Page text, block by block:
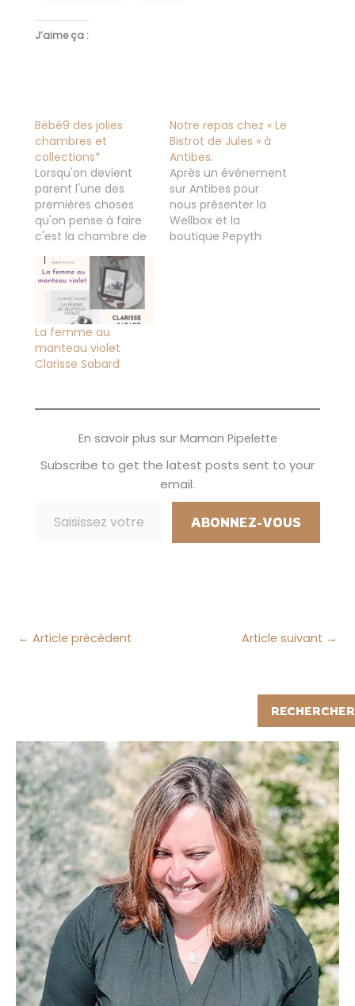
J’aime ça :
Bébé9 des jolies
chambres et
collections*
Lorsqu'on devient
parent l'une des
premières choses
qu'on pense à faire
c'est la chambre de
notre bébé, c'est vrai
que c'est là où il va
passer le plus de
temps et il faut qu'il
se sente vraiment le
mieux possible,
qu'elle soit aussi
fonctionnelle pour
Notre repas chez « Le
Bistrot de Jules » à
Antibes.
Après un événement
sur Antibes pour
nous présenter la
Wellbox et la
boutique Pepyth
La femme au
manteau violet
Clarisse Sabard
En savoir plus sur Maman Pipelette
Subscribe to get the latest posts sent to your
email.
ABONNEZ-VOUS
← Article précédent Article suivant →
RECHERCHER